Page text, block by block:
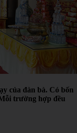
của đàn bà. Có bốn
trường hợp đều